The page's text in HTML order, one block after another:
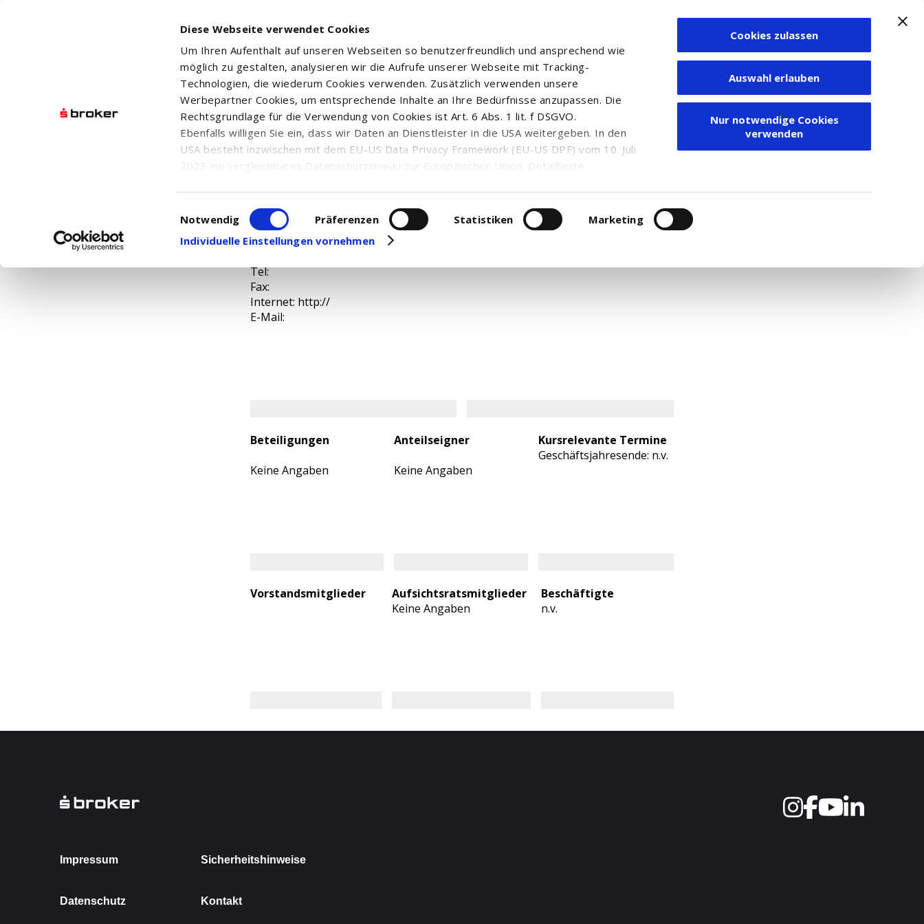
Diese Webseite verwendet Cookies
Um Ihren Aufenthalt auf unseren Webseiten so benutzerfreundlich und ansprechend wie
möglich zu gestalten, analysieren wir die Aufrufe unserer Webseite mit Tracking-
Technologien, die wiederum Cookies verwenden. Zusätzlich verwenden unsere
Werbepartner Cookies, um entsprechende Inhalte an Ihre Bedürfnisse anzupassen. Die
Rechtsgrundlage für die Verwendung von Cookies ist Art. 6 Abs. 1 lit. f DSGVO.
Ebenfalls willigen Sie ein, dass wir Daten an Dienstleister in die USA weitergeben. In den
USA besteht inzwischen mit dem EU-US Data Privacy Framework (EU-US DPF) vom 10. Juli
2023 ein vergleichbares Datenschutzniveau zur Europäischen Union. Detaillierte
in den USA, finden Sie auf unserer Seite zumDatenschutz. Dort können Sie Ihre
Einwilligung auch jederzeit widerrufen oder anpassen.
Einwilligungsauswahl
Notwendig Präferenzen Statistiken
Marketing
Individuelle Einstellungen vornehmen
Cookies zulassen
Auswahl erlauben
Nur notwendige Cookies
verwenden
Zum Depot
XTRACKERS STOXX GLOBAL SELECT DIVIDEND 100 SWAP UCITS ETF - 1D EUR DIS
Tel:
Fax:
Internet: http://
E-Mail:
Kurzportrait
Beteiligungen
Keine Angaben
Anteilseigner
Keine Angaben
Kursrelevante Termine
Geschäftsjahresende: n.v.
Vorstandsmitglieder
Aufsichtsratsmitglieder
Keine Angaben
Beschäftigte
n.v.